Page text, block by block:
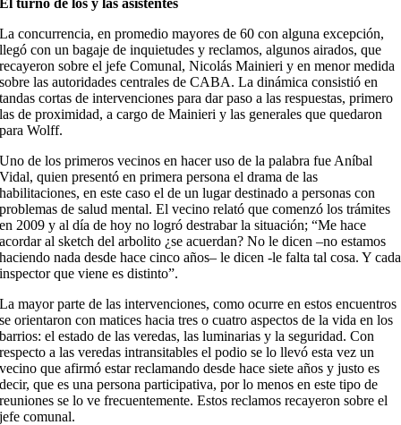
El turno de los y las asistentes
La concurrencia, en promedio mayores de 60 con alguna excepción,
llegó con un bagaje de inquietudes y reclamos, algunos airados, que
recayeron sobre el jefe Comunal, Nicolás Mainieri y en menor medida
sobre las autoridades centrales de CABA. La dinámica consistió en
tandas cortas de intervenciones para dar paso a las respuestas, primero
las de proximidad, a cargo de Mainieri y las generales que quedaron
para Wolff.
Uno de los primeros vecinos en hacer uso de la palabra fue Aníbal
Vidal, quien presentó en primera persona el drama de las
habilitaciones, en este caso el de un lugar destinado a personas con
problemas de salud mental. El vecino relató que comenzó los trámites
en 2009 y al día de hoy no logró destrabar la situación; “Me hace
acordar al sketch del arbolito ¿se acuerdan? No le dicen –no estamos
haciendo nada desde hace cinco años– le dicen -le falta tal cosa. Y cada
inspector que viene es distinto”.
La mayor parte de las intervenciones, como ocurre en estos encuentros
se orientaron con matices hacia tres o cuatro aspectos de la vida en los
barrios: el estado de las veredas, las luminarias y la seguridad. Con
respecto a las veredas intransitables el podio se lo llevó esta vez un
vecino que afirmó estar reclamando desde hace siete años y justo es
decir, que es una persona participativa, por lo menos en este tipo de
reuniones se lo ve frecuentemente. Estos reclamos recayeron sobre el
jefe comunal.